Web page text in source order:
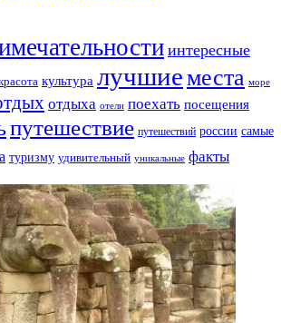
интересные
культура лучшиеместа море
отдыха отели поехать посещения
путешествие путешествий россии самые
туризму удивительный уникальные факты